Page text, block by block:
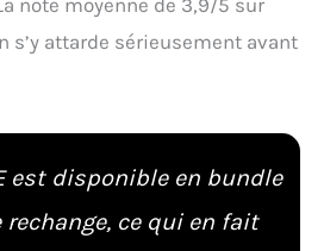
note moyenne de 3,9/5 sur
s’y attarde sérieusement avant
est disponible en bundle
rechange, ce qui en fait